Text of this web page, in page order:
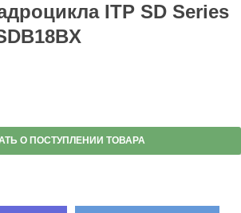
ITP SD Series
О ПОСТУПЛЕНИИ ТОВАРА